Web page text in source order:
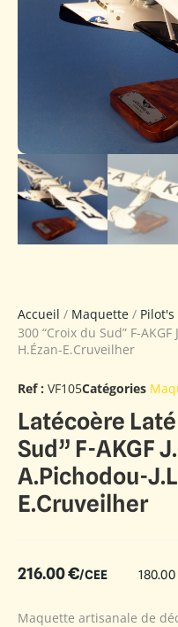
Accueil / Maquette /
300 “Croix du Sud” F-
H.Ézan-E.Cruveilher
Ref : VF105Catégories
Latécoère
Sud” F-AKGF
A.Pichodou-
E.Cruveilher
216.00€/CEE 180.00
Maquette artisanale de